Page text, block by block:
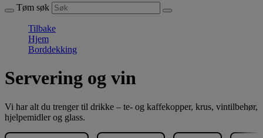
Tøm søk
Tilbake
Hjem
Borddekking
Servering og vin
Vi har alt du trenger til drikke – te- og kaffekopper, krus, vintilbehør,
hjelpemidler og glass.